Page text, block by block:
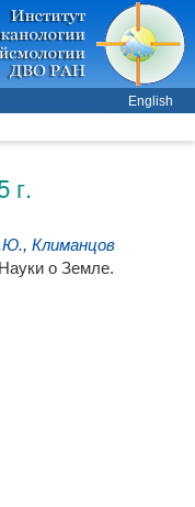
English
г.
, Климанцов
о Земле.